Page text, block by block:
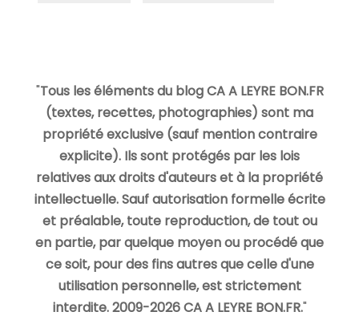
"Tous les éléments du blog CA A LEYRE BON.FR
(textes, recettes, photographies) sont ma
propriété exclusive (sauf mention contraire
explicite). Ils sont protégés par les lois
relatives aux droits d'auteurs et à la propriété
intellectuelle. Sauf autorisation formelle écrite
et préalable, toute reproduction, de tout ou
en partie, par quelque moyen ou procédé que
ce soit, pour des fins autres que celle d'une
utilisation personnelle, est strictement
interdite. 2009-2026 CA A LEYRE BON.FR."